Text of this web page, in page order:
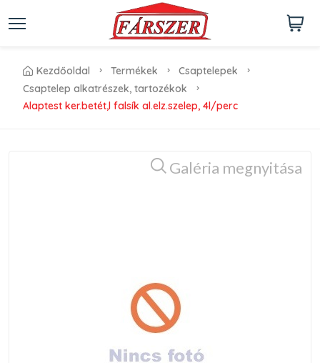
kezdőoldal termékek
csaptelepek
csaptelep alkatrészek, tartozékok
alaptest ker.betét,l falsík al.elz.szelep, 4l/perc
Galéria megnyitása